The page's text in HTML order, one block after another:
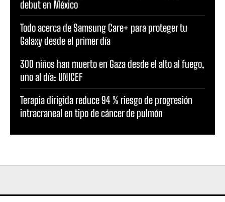
debut en México
Todo acerca de Samsung Care+ para proteger tu
Galaxy desde el primer día
300 niños han muerto en Gaza desde el alto al fuego,
uno al día: UNICEF
Terapia dirigida reduce 94 % riesgo de progresión
intracraneal en tipo de cáncer de pulmón